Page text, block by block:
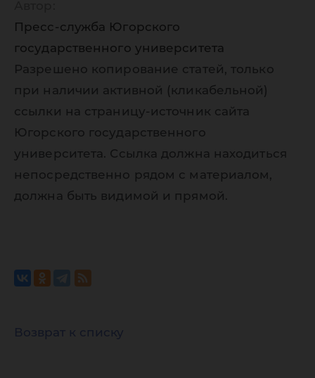
Пресс-служба Югорского
государственного университета
Разрешено копирование статей, только
при наличии активной (кликабельной)
ссылки на страницу-источник сайта
Югорского государственного
университета. Ссылка должна находиться
непосредственно рядом с материалом,
должна быть видимой и прямой.
Возврат к списку